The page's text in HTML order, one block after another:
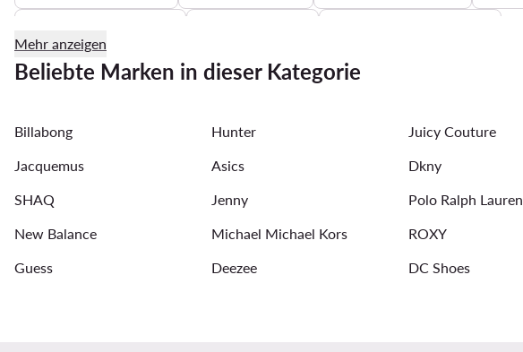
Festkleider mit Blumenmuster für Hochzeit Reebok Classic Damen
Sonnenbrillen für Damen Guess Schuhe Damen
Mehr anzeigen
Beliebte Marken in dieser Kategorie
Billabong Hunter Juicy Couture
Jacquemus
Asics Dkny
SHAQ
Jenny Polo Ralph Lauren
New Balance
Michael Michael Kors ROXY
Guess
Deezee DC Shoes